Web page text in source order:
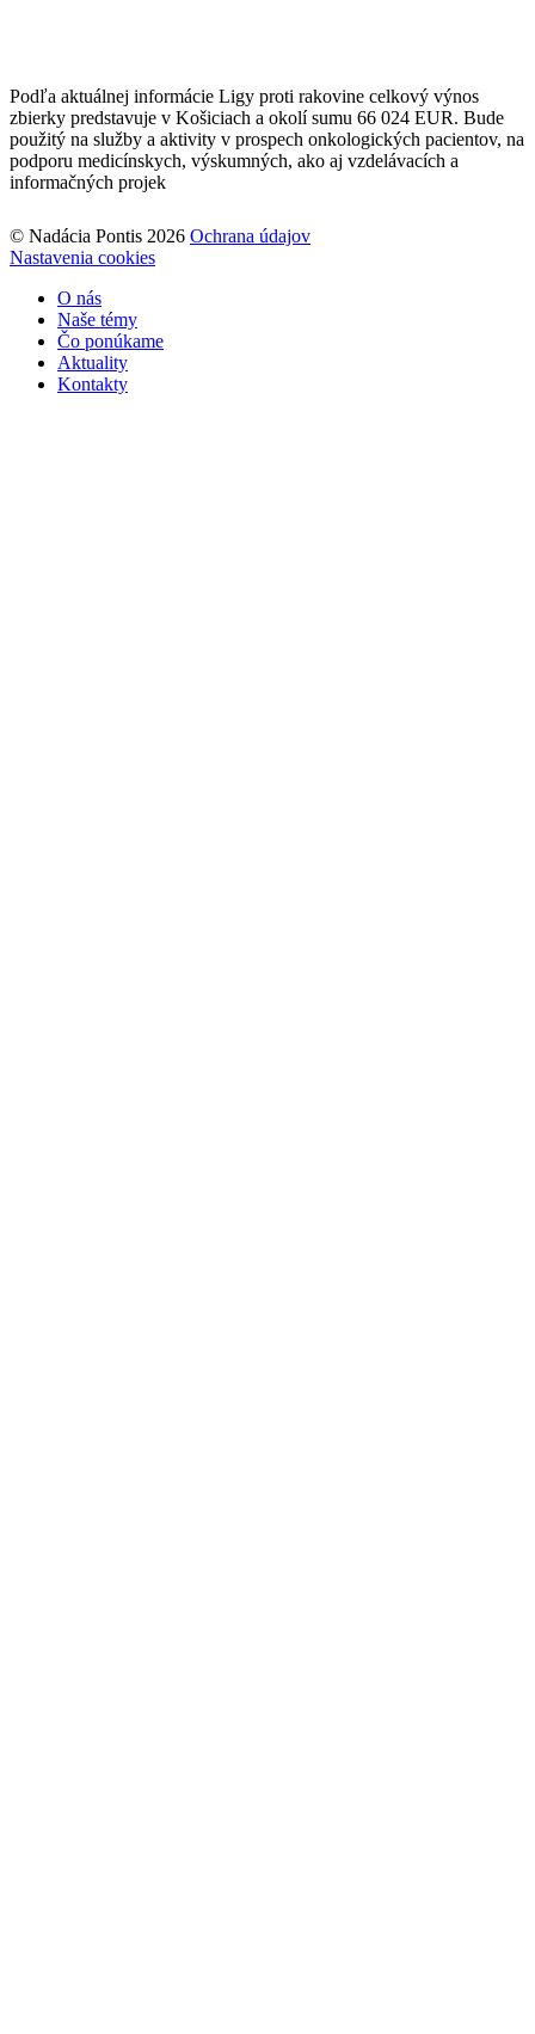
Podľa aktuálnej informácie Ligy proti rakovine celkový výnos
zbierky predstavuje v Košiciach a okolí sumu 66 024 EUR. Bude
použitý na služby a aktivity v prospech onkologických pacientov, na
podporu medicínskych, výskumných, ako aj vzdelávacích a
informačných projek
© Nadácia Pontis 2026 Ochrana údajov
Nastavenia cookies
O nás
Naše témy
Čo ponúkame
Aktuality
Kontakty